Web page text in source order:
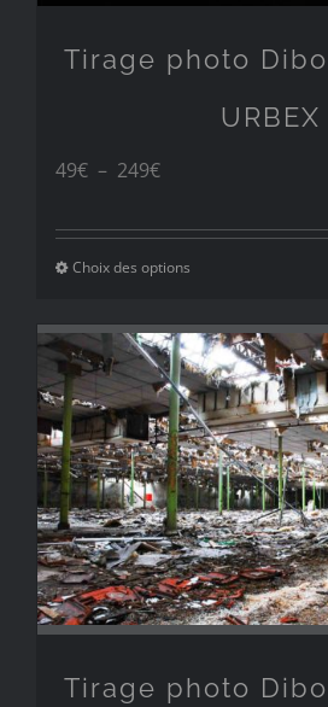
Tirage photo
URBEX
49€ – 249€Plage
prix :
à
249€
Choix des options
Tirage photo